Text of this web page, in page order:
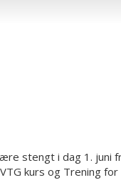
stengt i dag 1. juni
kurs og Trening for